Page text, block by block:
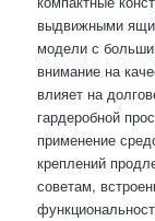
выдвижными
модели с
внимание на
влияет на
гардеробной
применение
креплений
советам,